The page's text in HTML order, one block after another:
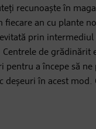
recunoaște în
fiecare an cu plante
prin
de
pentru a începe să
în acest